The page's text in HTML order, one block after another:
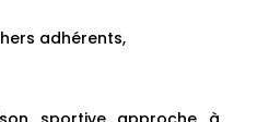
adhérents,